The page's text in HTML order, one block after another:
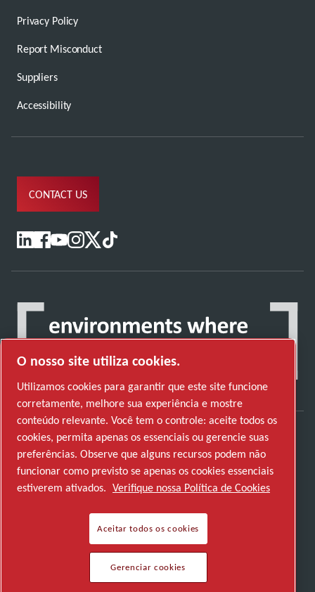
Privacy Policy
Report Misconduct
Suppliers
Accessibility
CONTACT US
Descubra como o Atlas Copco Group permite
uma tecnologia que transforma o futuro.
Visite o website do Atlas Copco Group
Parte do Atlas Copco Group
Gerenciar cookies
© 2026 Copyright. All rights reserved.
O nosso site utiliza cookies.
Utilizamos cookies para garantir que este site funcione
corretamente, melhore sua experiência e mostre
conteúdo relevante. Você tem o controle: aceite todos os
cookies, permita apenas os essenciais ou gerencie suas
preferências. Observe que alguns recursos podem não
funcionar como previsto se apenas os cookies essenciais
estiverem ativados. Verifique nossa Política de Cookies
Aceitar todos os cookies
Gerenciar cookies